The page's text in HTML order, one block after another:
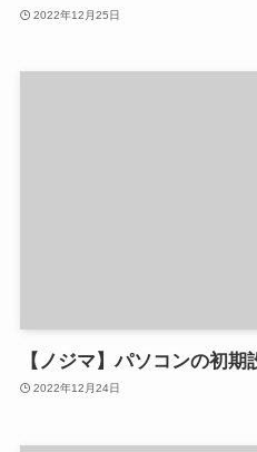
2022年12月25日
【ノジマ】パソコンの初
2022年12月24日